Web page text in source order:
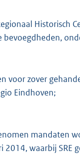
Historisch
voor zover
Eindhoven;
mandaten
2014, waarbij